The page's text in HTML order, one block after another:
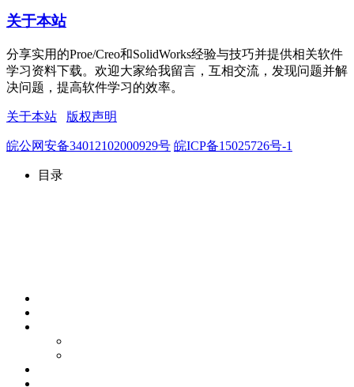
关于本站
分享实用的Proe/Creo和SolidWorks经验与技巧并提供相关软件
学习资料下载。欢迎大家给我留言，互相交流，发现问题并解
决问题，提高软件学习的效率。
关于本站 版权声明
皖公网安备34012102000929号 皖ICP备15025726号-1
目录